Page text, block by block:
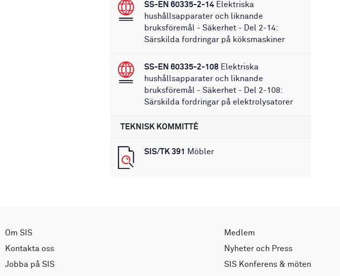
SS-EN 60335-2-14 Elektriska
hushållsapparater och liknande
bruksföremål - Säkerhet - Del 2-14:
Särskilda fordringar på köksmaskiner
SS-EN 60335-2-108 Elektriska
hushållsapparater och liknande
bruksföremål - Säkerhet - Del 2-108:
Särskilda fordringar på elektrolysatorer
TEKNISK KOMMITTÉ
SIS/TK 391 Möbler
Om SIS
Kontakta oss
Jobba på SIS
Medlem
Nyheter och Press
SIS Konferens & möten